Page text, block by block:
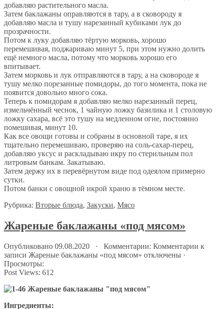
добавляю растительного масла.
Затем баклажаны оправляются в тару, а в сковороду я
добавляю масла и тушу нарезанный кубиками лук до
прозрачности.
Потом к луку добавляю тёртую морковь, хорошо
перемешивая, поджариваю минут 5, при этом нужно долить
ещё немного масла, потому что морковь хорошо его
впитывает.
Затем морковь и лук отправляются в тару, а на сковороде я
тушу мелко порезанные помидоры, до того момента, пока не
появится довольно много сока.
Теперь к помидорам я добавляю мелко нарезанный перец,
измельчённый чеснок, 1 чайную ложку базилика и 1 столовую
ложку сахара, всё это тушу на медленном огне, постоянно
помешивая, минут 10.
Как все овощи готовы и собраны в основной таре, я их
тщательно перемешиваю, проверяю на соль-сахар-перец,
добавляю уксус и раскладываю икру по стерильным пол
литровым банкам. Закатываю.
Затем держу их в перевёрнутом виде под одеялом примерно
сутки.
Потом банки с овощной икрой храню в тёмном месте.
Рубрика: Вторые блюда, Закуски, Мясо
Жареные баклажаны «под мясом»
Опубликовано 09.08.2020 · Комментарии: Комментарии к
записи Жареные баклажаны «под мясом» отключены ·
Просмотры:
Post Views: 612
Ингредиенты: